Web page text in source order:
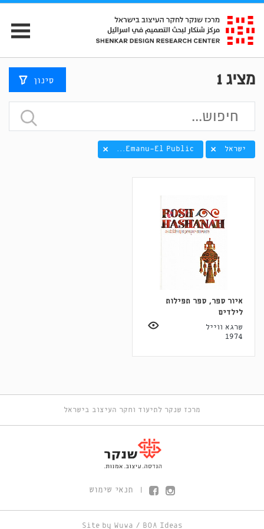
מציג1 סינון
ישראל Emanu-El Public...
איור ספר, ספר תפילות
לילדים
שרגא ווייל
1974
מרכז שנקר לתיעוד וחקר העיצוב בישראל
תנאי שימוש
Site by Wuwa / BOA Ideas